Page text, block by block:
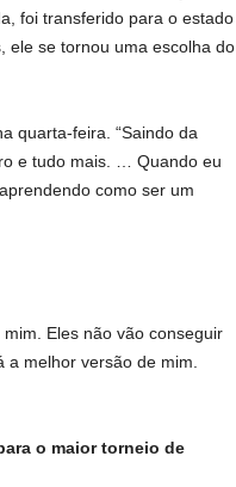
foi transferido para o estado
ele se tornou uma escolha do
quarta-feira. “Saindo da
e tudo mais. … Quando eu
como ser um
Eles não vão conseguir
melhor versão de mim.
o maior torneio de